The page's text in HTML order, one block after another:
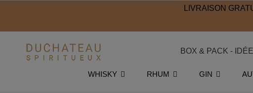
LIVRAISON
BOX & PACK -
WHISKY RHUM GIN